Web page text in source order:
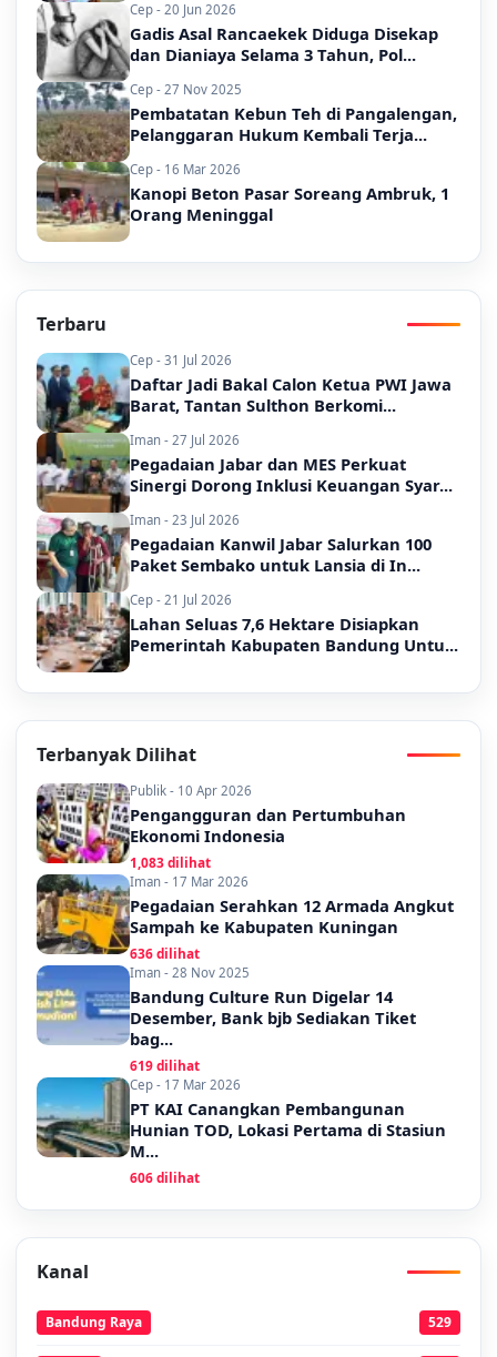
Cep - 20 Jun 2026
Gadis Asal Rancaekek Diduga Disekap
dan Dianiaya Selama 3 Tahun, Pol...
Cep - 27 Nov 2025
Pembatatan Kebun Teh di Pangalengan,
Pelanggaran Hukum Kembali Terja...
Cep - 16 Mar 2026
Kanopi Beton Pasar Soreang Ambruk, 1
Orang Meninggal
Terbaru
Cep - 31 Jul 2026
Daftar Jadi Bakal Calon Ketua PWI Jawa
Barat, Tantan Sulthon Berkomi...
Iman - 27 Jul 2026
Pegadaian Jabar dan MES Perkuat
Sinergi Dorong Inklusi Keuangan Syar...
Iman - 23 Jul 2026
Pegadaian Kanwil Jabar Salurkan 100
Paket Sembako untuk Lansia di In...
Cep - 21 Jul 2026
Lahan Seluas 7,6 Hektare Disiapkan
Pemerintah Kabupaten Bandung Untu...
Terbanyak Dilihat
Publik - 10 Apr 2026
Pengangguran dan Pertumbuhan
Ekonomi Indonesia
1,083 dilihat
Iman - 17 Mar 2026
Pegadaian Serahkan 12 Armada Angkut
Sampah ke Kabupaten Kuningan
636 dilihat
Iman - 28 Nov 2025
Bandung Culture Run Digelar 14
Desember, Bank bjb Sediakan Tiket
bag...
619 dilihat
Cep - 17 Mar 2026
PT KAI Canangkan Pembangunan
Hunian TOD, Lokasi Pertama di Stasiun
M...
606 dilihat
Kanal
Bandung Raya 529